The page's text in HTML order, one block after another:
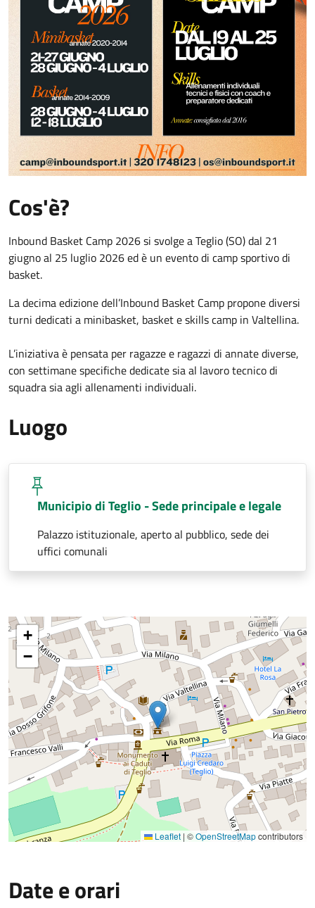
Cos'è?
Inbound Basket Camp 2026 si svolge a Teglio (SO) dal 21
giugno al 25 luglio 2026 ed è un evento di camp sportivo di
basket.
La decima edizione dell’Inbound Basket Camp propone diversi
turni dedicati a minibasket, basket e skills camp in Valtellina.
L’iniziativa è pensata per ragazze e ragazzi di annate diverse,
con settimane specifiche dedicate sia al lavoro tecnico di
squadra sia agli allenamenti individuali.
Luogo
Municipio di Teglio - Sede principale e legale
Palazzo istituzionale, aperto al pubblico, sede dei
uffici comunali
+
−
Leaflet | ©OpenStreetMapcontributors
Date e orari